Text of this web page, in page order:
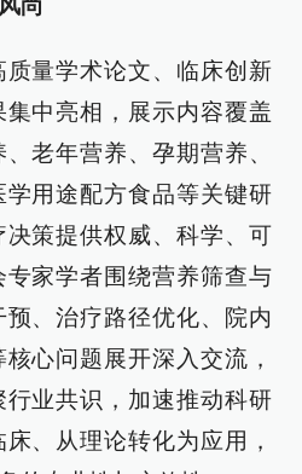
尚
量学术论文、临床创新
中亮相，展示内容覆盖
老年营养、孕期营养、
用途配方食品等关键研
策提供权威、科学、可
家学者围绕营养筛查与
、治疗路径优化、院内
心问题展开深入交流，
业共识，加速推动科研
、从理论转化为应用，